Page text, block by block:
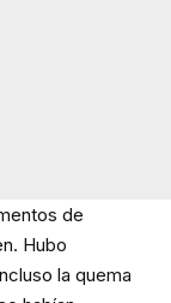
de
Hubo
la quema